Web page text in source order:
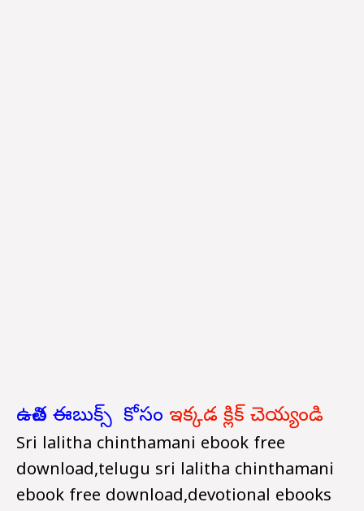
ఉచిత ఈబుక్స్ కోసం ఇక్కడ క్లిక్ చెయ్యండి
Sri lalitha chinthamani ebook free
download,telugu sri lalitha chinthamani
ebook free download,devotional ebooks